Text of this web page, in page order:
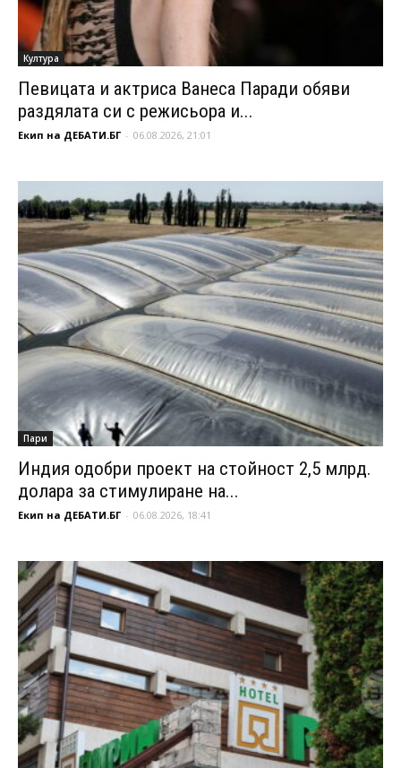
Култура
Певицата и актриса Ванеса Паради обяви
раздялата си с режисьора и...
Екип на ДЕБАТИ.БГ - 06.08.2026, 21:01
Пари
Индия одобри проект на стойност 2,5 млрд.
долара за стимулиране на...
Екип на ДЕБАТИ.БГ - 06.08.2026, 18:41